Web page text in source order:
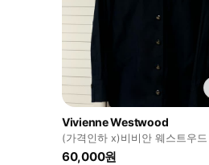
Vivienne Westwood
(가격인하 x)비비안 웨스트우드
이 셔츠&오프숄더 (38)
60,000원